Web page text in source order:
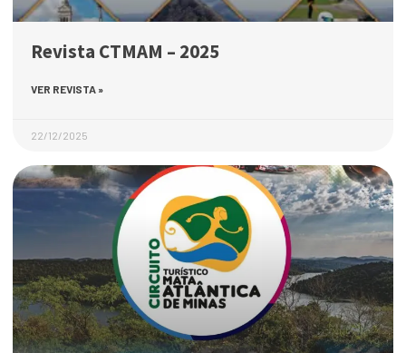
Revista CTMAM – 2025
VER REVISTA »
22/12/2025